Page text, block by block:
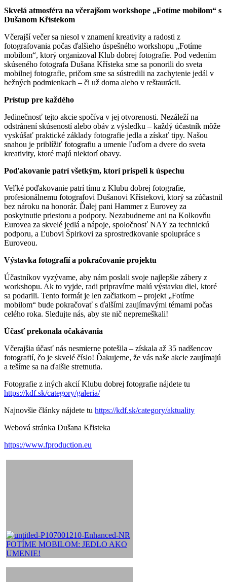
Skvelá atmosféra na včerajšom workshope „Fotíme mobilom“ s
Dušanom Křístekom
Včerajší večer sa niesol v znamení kreativity a radosti z
fotografovania počas ďalšieho úspešného workshopu „Fotíme
mobilom“, ktorý organizoval Klub dobrej fotografie. Pod vedením
skúseného fotografa Dušana Křísteka sme sa ponorili do sveta
mobilnej fotografie, pričom sme sa sústredili na zachytenie jedál v
bežných podmienkach – či už doma alebo v reštaurácii.
Prístup pre každého
Jedinečnosť tejto akcie spočíva v jej otvorenosti. Nezáleží na
odstránení skúseností alebo obáv z výsledku – každý účastník môže
vyskúšať praktické základy fotografie jedla a získať tipy. Našou
snahou je priblížiť fotografiu a umenie ľuďom a dvere do sveta
kreativity, ktoré majú niektorí obavy.
Poďakovanie patrí všetkým, ktorí prispeli k úspechu
Veľké poďakovanie patrí tímu z Klubu dobrej fotografie,
profesionálnemu fotografovi Dušanovi Křístekovi, ktorý sa zúčastnil
bez nároku na honorár. Ďalej pani Hammer z Eurovey za
poskytnutie priestoru a podpory. Nezabudneme ani na Kolkovňu
Eurovea za skvelé jedlá a nápoje, spoločnosť NAY za technickú
podporu, a Ľubovi Špirkovi za sprostredkovanie spolupráce s
Euroveou.
Výstavka fotografií a pokračovanie projektu
Účastníkov vyzývame, aby nám poslali svoje najlepšie zábery z
workshopu. Ak to vyjde, radi pripravíme malú výstavku diel, ktoré
sa podarili. Tento formát je len začiatkom – projekt „Fotíme
mobilom“ bude pokračovať s ďalšími zaujímavými témami počas
celého roka. Sledujte nás, aby ste nič nepremeškali!
Účasť prekonala očakávania
Včerajšia účasť nás nesmierne potešila – získala až 35 nadšencov
fotografií, čo je skvelé číslo! Ďakujeme, že vás naše akcie zaujímajú
a tešíme sa na ďalšie stretnutia.
Fotografie z iných akcií Klubu dobrej fotografie nájdete tu
https://kdf.sk/category/galeria/
Najnovšie články nájdete tu https://kdf.sk/category/aktuality
Webová stránka Dušana Křisteka
https://www.fproduction.eu